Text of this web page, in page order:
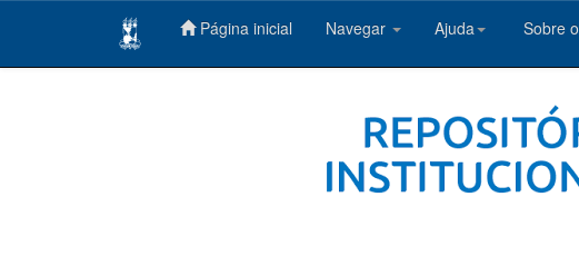
Página inicial Navegar Ajuda Sobre